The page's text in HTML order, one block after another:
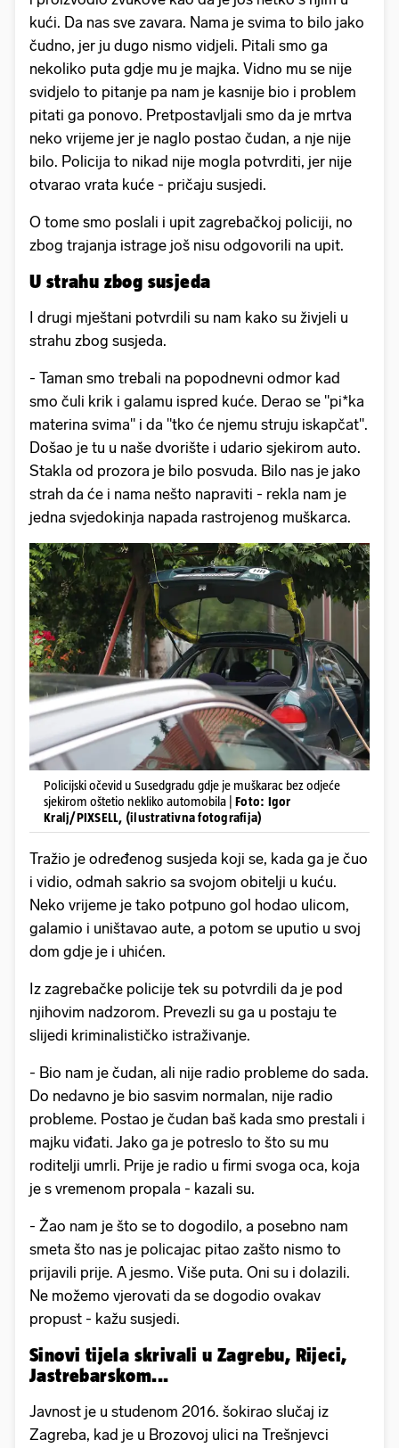
kući. Da nas sve zavara. Nama je svima to bilo jako
čudno, jer ju dugo nismo vidjeli. Pitali smo ga
nekoliko puta gdje mu je majka. Vidno mu se nije
svidjelo to pitanje pa nam je kasnije bio i problem
pitati ga ponovo. Pretpostavljali smo da je mrtva
neko vrijeme jer je naglo postao čudan, a nje nije
bilo. Policija to nikad nije mogla potvrditi, jer nije
otvarao vrata kuće - pričaju susjedi.
O tome smo poslali i upit zagrebačkoj policiji, no
zbog trajanja istrage još nisu odgovorili na upit.
U strahu zbog susjeda
I drugi mještani potvrdili su nam kako su živjeli u
strahu zbog susjeda.
- Taman smo trebali na popodnevni odmor kad
smo čuli krik i galamu ispred kuće. Derao se "pi*ka
materina svima" i da "tko će njemu struju iskapčat".
Došao je tu u naše dvorište i udario sjekirom auto.
Stakla od prozora je bilo posvuda. Bilo nas je jako
strah da će i nama nešto napraviti - rekla nam je
jedna svjedokinja napada rastrojenog muškarca.
Policijski očevid u Susedgradu gdje je muškarac bez odjeće
sjekirom oštetio nekliko automobila | Foto: Igor
Kralj/PIXSELL, (ilustrativna fotografija)
Tražio je određenog susjeda koji se, kada ga je čuo
i vidio, odmah sakrio sa svojom obitelji u kuću.
Neko vrijeme je tako potpuno gol hodao ulicom,
galamio i uništavao aute, a potom se uputio u svoj
dom gdje je i uhićen.
Iz zagrebačke policije tek su potvrdili da je pod
njihovim nadzorom. Prevezli su ga u postaju te
slijedi kriminalističko istraživanje.
- Bio nam je čudan, ali nije radio probleme do sada.
Do nedavno je bio sasvim normalan, nije radio
probleme. Postao je čudan baš kada smo prestali i
majku viđati. Jako ga je potreslo to što su mu
roditelji umrli. Prije je radio u firmi svoga oca, koja
je s vremenom propala - kazali su.
- Žao nam je što se to dogodilo, a posebno nam
smeta što nas je policajac pitao zašto nismo to
prijavili prije. A jesmo. Više puta. Oni su i dolazili.
Ne možemo vjerovati da se dogodio ovakav
propust - kažu susjedi.
Sinovi tijela skrivali u Zagrebu, Rijeci,
Jastrebarskom...
Javnost je u studenom 2016. šokirao slučaj iz
Zagreba, kad je u Brozovoj ulici na Trešnjevci